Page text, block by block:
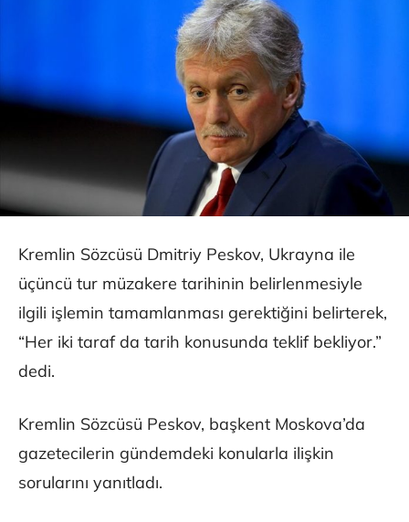
Kremlin Sözcüsü Dmitriy Peskov, Ukrayna ile
üçüncü tur müzakere tarihinin belirlenmesiyle
ilgili işlemin tamamlanması gerektiğini belirterek,
“Her iki taraf da tarih konusunda teklif bekliyor.”
dedi.
Kremlin Sözcüsü Peskov, başkent Moskova’da
gazetecilerin gündemdeki konularla ilişkin
sorularını yanıtladı.